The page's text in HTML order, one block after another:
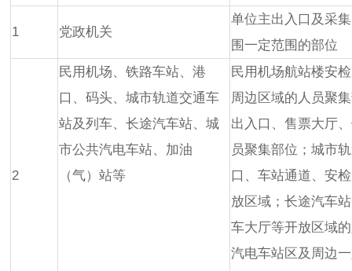
1 党政机关
单位主出入口及采
围一定范围的部位
2
民用机场、铁路车站、港
口、码头、城市轨道交通车
站及列车、长途汽车站、城
市公共汽电车站、加油
（气）站等
民用机场航站楼安
周边区域的人员聚
出入口、售票大厅
员聚集部位；城市
口、车站通道、安
放区域；长途汽车
车大厅等开放区域
汽电车站区及周边